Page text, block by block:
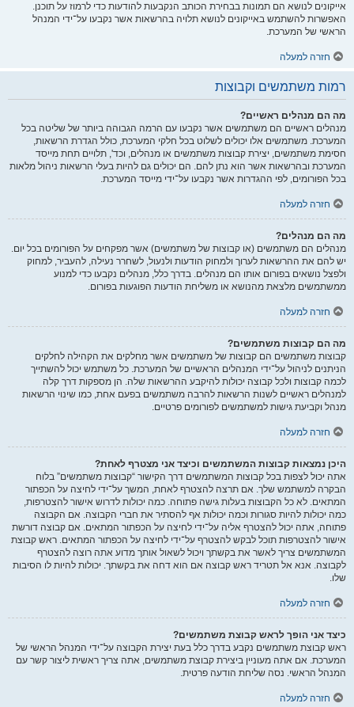
אייקונים לנושא הם תמונות בבחירת הכותב הנקבעות להודעות כדי לרמוז על תוכנן.
האפשרות להשתמש באייקונים לנושא תלויה בהרשאות אשר נקבעו על־ידי המנהל
הראשי של המערכת.
חזרה למעלה
רמות משתמשים וקבוצות
מה הם מנהלים ראשיים?
מנהלים ראשיים הם משתמשים אשר נקבעו עם הרמה הגבוהה ביותר של שליטה בכל
המערכת. משתמשים אלו יכולים לשלוט בכל חלקי המערכת, כולל הגדרת הרשאות,
חסימת משתמשים, יצירת קבוצות משתמשים או מנהלים, וכד', תלויים תחת מייסד
המערכת ובהרשאות אשר הוא נתן להם. הם יכולים גם להיות בעלי הרשאות ניהול מלאות
בכל הפורומים, לפי ההגדרות אשר נקבעו על־ידי מייסד המערכת.
חזרה למעלה
מה הם מנהלים?
מנהלים הם משתמשים (או קבוצות של משתמשים) אשר מפקחים על הפורומים בכל יום.
יש להם את ההרשאות לערוך ולמחוק הודעות ולנעול, לשחרר נעילה, להעביר, למחוק
ולפצל נושאים בפורום אותו הם מנהלים. בדרך כלל, מנהלים נקבעו כדי למנוע
ממשתמשים מלצאת מהנושא או משליחת הודעות הפוגעות בפורום.
חזרה למעלה
מה הם קבוצות משתמשים?
קבוצות משתמשים הם קבוצות של משתמשים אשר מחלקים את הקהילה לחלקים
הניתנים לניהול על־ידי המנהלים הראשיים של המערכת. כל משתמש יכול להשתייך
לכמה קבוצות ולכל קבוצה יכולות להיקבע ההרשאות שלה. הן מספקות דרך קלה
למנהלים ראשיים לשנות הרשאות להרבה משתמשים בפעם אחת, כמו שינוי הרשאות
מנהל וקביעת גישות למשתמשים לפורומים פרטיים.
חזרה למעלה
היכן נמצאות קבוצות המשתמשים וכיצד אני מצטרף לאחת?
אתה יכול לצפות בכל קבוצות המשתמשים דרך הקישור “קבוצות משתמשים” בלוח
הבקרה למשתמש שלך. אם תרצה להצטרף לאחת, המשך על־ידי לחיצה על הכפתור
המתאים. לא כל הקבוצות בעלות גישה פתוחה. כמה יכולות לדרוש אישור להצטרפות,
כמה יכולות להיות סגורות וכמה יכולות אף להסתיר את חברי הקבוצה. אם הקבוצה
פתוחה, אתה יכול להצטרף אליה על־ידי לחיצה על הכפתור המתאים. אם קבוצה דורשת
אישור להצטרפות תוכל לבקש להצטרף על־ידי לחיצה על הכפתור המתאים. ראש קבוצת
המשתמשים צריך לאשר את בקשתך ויכול לשאול אותך מדוע אתה רוצה להצטרף
לקבוצה. אנא אל תטריד ראש קבוצה אם הוא דחה את בקשתך. יכולות להיות לו הסיבות
שלו.
חזרה למעלה
כיצד אני הופך לראש קבוצת משתמשים?
ראש קבוצת משתמשים נקבע בדרך כלל בעת יצירת הקבוצה על־ידי המנהל הראשי של
המערכת. אם אתה מעוניין ביצירת קבוצת משתמשים, אתה צריך ראשית ליצור קשר עם
המנהל הראשי. נסה שליחת הודעה פרטית.
חזרה למעלה